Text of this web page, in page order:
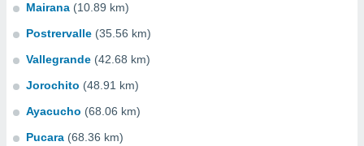
Mairana (10.89 km)
Postrervalle (35.56 km)
Vallegrande (42.68 km)
Jorochito (48.91 km)
Ayacucho (68.06 km)
Pucara (68.36 km)